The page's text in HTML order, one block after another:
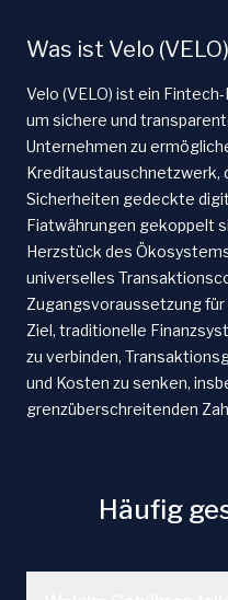
Was ist Velo
Velo (VELO) ist ein
um sichere und
Unternehmen zu
Kreditaustauschnetzwerk,
Sicherheiten gedeckte
Fiatwährungen gekoppelt
Herzstück des
universelles
Zugangsvoraussetzung
Ziel, traditionelle
zu verbinden,
und Kosten zu senken,
grenzüberschreitenden
Häufig